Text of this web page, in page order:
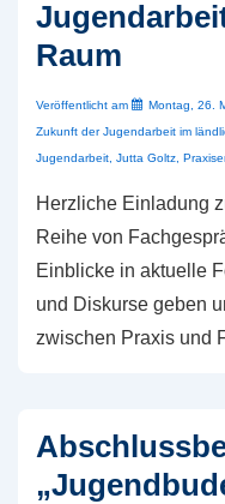
Raum
Veröffentlicht am Montag, 26.
Zukunft der Jugendarbeit im
Jugendarbeit Jutta Goltz
Herzliche Einladung
Reihe von
Einblicke in aktuelle
und Diskurse geben
zwischen Praxis und